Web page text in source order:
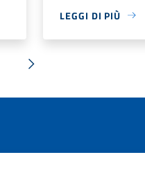
LEGGI DI PIÙ
Successiva »